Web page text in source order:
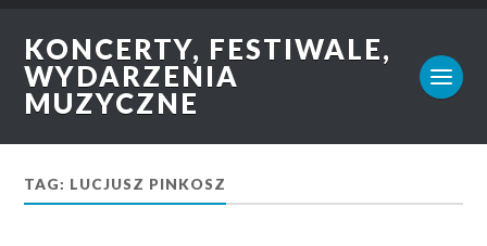
KONCERTY, FESTIWALE,
WYDARZENIA
MUZYCZNE
TAG: LUCJUSZ PINKOSZ